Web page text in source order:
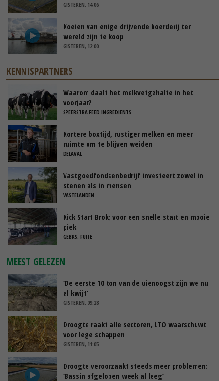
GISTEREN, 14:06
Koeien van enige drijvende boerderij ter
wereld zijn te koop
GISTEREN, 12:00
KENNISPARTNERS
Waarom daalt het melkvetgehalte in het
voorjaar?
SPEERSTRA FEED INGREDIENTS
Kortere boxtijd, rustiger melken en meer
ruimte om te blijven weiden
DELAVAL
Vastgoedfondsenbedrijf investeert zowel in
stenen als in mensen
VASTELANDEN
Kick Start Brok; voor een snelle start en mooie
piek
GEBRS. FUITE
MEEST GELEZEN
‘De eerste 10 ton van de uienoogst zijn we nu
al kwijt’
GISTEREN, 09:28
Droogte raakt alle sectoren, LTO waarschuwt
voor lege schappen
GISTEREN, 11:05
Droogte veroorzaakt steeds meer problemen:
‘Bassin afgelopen week al leeg’